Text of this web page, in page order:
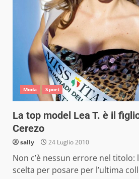
Moda Sport
La top model Lea T. è il
Cerezo
sally 24 Luglio 2010
Non c’è nessun errore nel titolo:
scelta per posare per l’ultima